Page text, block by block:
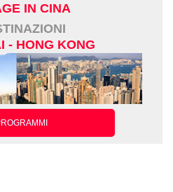
IN CINA
- HONG KONG